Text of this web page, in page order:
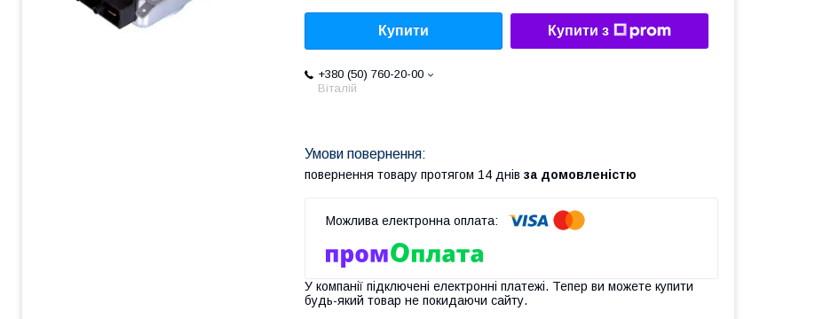
Купити Купити з
+380 (50) 760-20-00
Віталій
повернення товару протягом 14 днів за домовленістю
У компанії підключені електронні платежі. Тепер ви можете купити
будь-який товар не покидаючи сайту.